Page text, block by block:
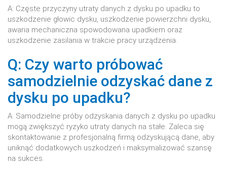
A: Częste przyczyny utraty danych z dysku po upadku to
uszkodzenie głowic dysku, uszkodzenie powierzchni dysku,
awaria mechaniczna spowodowana upadkiem oraz
uszkodzenie zasilania w trakcie pracy urządzenia.
Q: Czy warto próbować
samodzielnie odzyskać dane z
dysku po upadku?
A: Samodzielne próby odzyskania danych z dysku po upadku
mogą zwiększyć ryzyko utraty danych na stałe. Zaleca się
skontaktowanie z profesjonalną firmą odzyskującą dane, aby
uniknąć dodatkowych uszkodzeń i maksymalizować szansę
na sukces.